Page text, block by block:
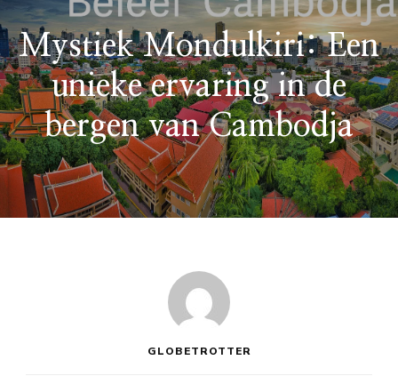
Mystiek Mondulkiri: Een
unieke ervaring in de
bergen van Cambodja
GLOBETROTTER